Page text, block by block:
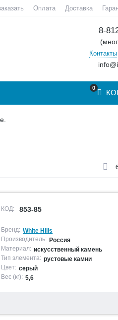
Оплата Доставка
8-
Контакты
0
КОД: 853-85
Бренд: White Hills
Производитель: Россия
Материал: искусственный камень
Тип элемента: рустовые камни
Цвет: серый
Вес (кг): 5,6